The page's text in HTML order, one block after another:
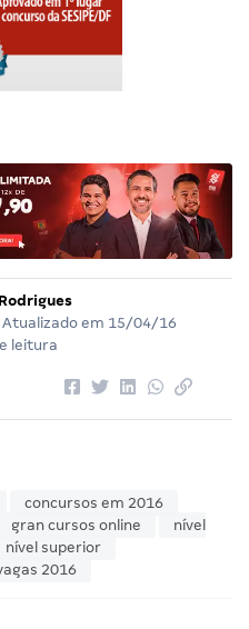
Atualizado em 15/04/16
leitura
concursos em 2016
gran cursos online
nível
nível superior
2016